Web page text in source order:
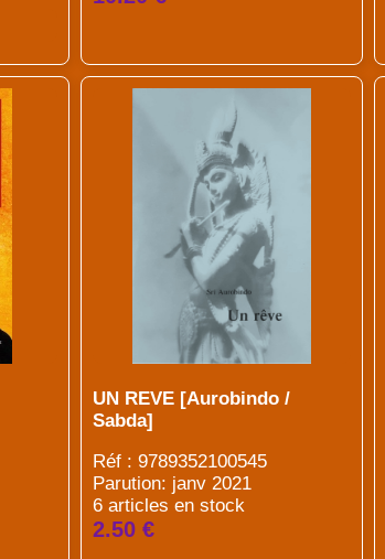
UN REVE [Aurobindo /
Sabda]
Réf : 9789352100545
Parution: janv 2021
6 articles en stock
2.50 €